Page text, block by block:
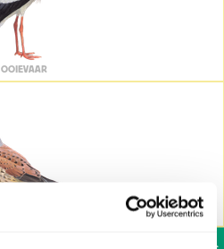
OOIEVAAR